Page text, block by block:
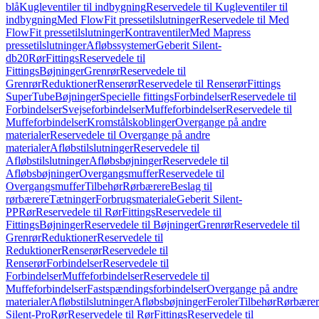
blåKugleventiler til indbygningReservedele til Kugleventiler til
indbygningMed FlowFit pressetilslutningerReservedele til Med
FlowFit pressetilslutningerKontraventilerMed Mapress
pressetilslutningerAfløbssystemerGeberit Silent-
db20RørFittingsReservedele til
FittingsBøjningerGrenrørReservedele til
GrenrørReduktionerRenserørReservedele til RenserørFittings
SuperTubeBøjningerSpecielle fittingsForbindelserReservedele til
ForbindelserSvejseforbindelserMuffeforbindelserReservedele til
MuffeforbindelserKromstålskoblingerOvergange på andre
materialerReservedele til Overgange på andre
materialerAfløbstilslutningerReservedele til
AfløbstilslutningerAfløbsbøjningerReservedele til
AfløbsbøjningerOvergangsmufferReservedele til
OvergangsmufferTilbehørRørbærereBeslag til
rørbærereTætningerForbrugsmaterialeGeberit Silent-
PPRørReservedele til RørFittingsReservedele til
FittingsBøjningerReservedele til BøjningerGrenrørReservedele til
GrenrørReduktionerReservedele til
ReduktionerRenserørReservedele til
RenserørForbindelserReservedele til
ForbindelserMuffeforbindelserReservedele til
MuffeforbindelserFastspændingsforbindelserOvergange på andre
materialerAfløbstilslutningerAfløbsbøjningerFerolerTilbehør
Silent-ProRørReservedele til RørFittingsReservedele til